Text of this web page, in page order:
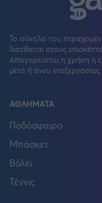
Το σύνολο του
διατίθεται στους
Απαγορεύεται η χρήση ή
μετά ή άνευ
ΑΘΛΗΜΑΤΑ
Ποδόσφαιρο
Μπάσκετ
Βόλεϊ
Τέννις